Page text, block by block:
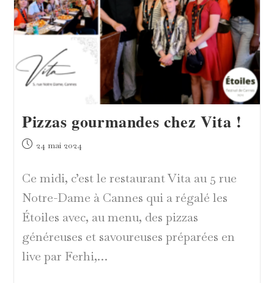
Pizzas gourmandes chez Vita !
Publication
24 mai 2024
Ce midi, c’est le restaurant Vita au 5 rue
Notre-Dame à Cannes qui a régalé les
Étoiles avec, au menu, des pizzas
généreuses et savoureuses préparées en
live par Ferhi,…